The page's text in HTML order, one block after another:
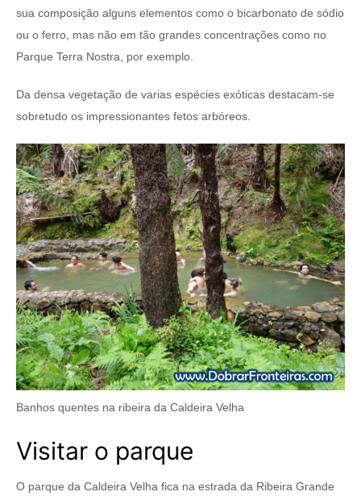
sua composição alguns elementos como o bicarbonato de sódio
ou o ferro, mas não em tão grandes concentrações como no
Parque Terra Nostra, por exemplo.
Da densa vegetação de varias espécies exóticas destacam-se
sobretudo os impressionantes fetos arbóreos.
Banhos quentes na ribeira da Caldeira Velha
Visitar o parque
O parque da Caldeira Velha fica na estrada da Ribeira Grande